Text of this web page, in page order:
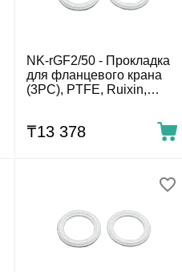
NK-rGF2/50 - Прокладка
для фланцевого крана
(3PC), PTFE, Ruixin,
₸13 378